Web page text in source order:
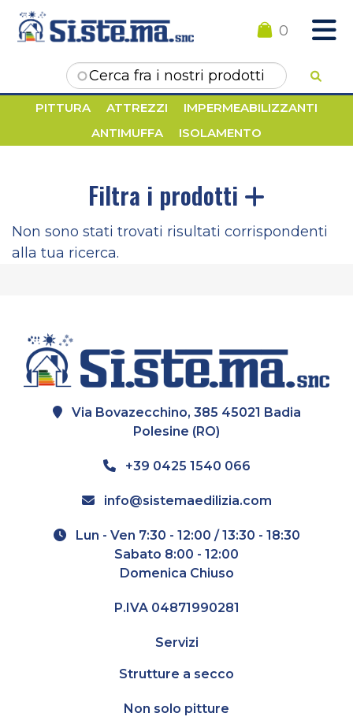
0
Form di ricerca
PITTURA ATTREZZI
IMPERMEABILIZZANTI
ANTIMUFFA
ISOLAMENTO
Filtra i prodotti
Non sono stati trovati risultati corrispondenti
alla tua ricerca.
Via Bovazecchino, 385 45021 Badia
Polesine (RO)
+39 0425 1540 066
info@sistemaedilizia.com
Lun - Ven 7:30 - 12:00 / 13:30 - 18:30
Sabato 8:00 - 12:00
Domenica Chiuso
P.IVA 04871990281
Servizi
Strutture a secco
Non solo pitture